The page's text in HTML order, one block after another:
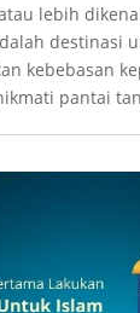
lebih
destinasi
kebebasan
pantai